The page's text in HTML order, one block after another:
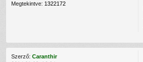
Megtekintve: 1322172
Szerző: Caranthir